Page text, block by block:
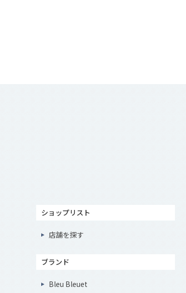
ショップリスト
店舗を探す
ブランド
Bleu Bleuet